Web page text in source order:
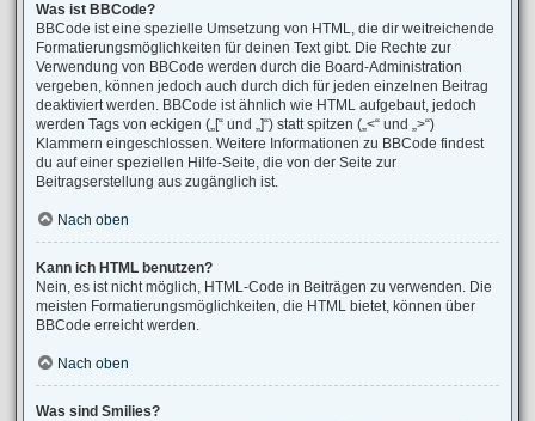
Was ist BBCode?
BBCode ist eine spezielle Umsetzung von HTML, die dir weitreichende
Formatierungsmöglichkeiten für deinen Text gibt. Die Rechte zur
Verwendung von BBCode werden durch die Board-Administration
vergeben, können jedoch auch durch dich für jeden einzelnen Beitrag
deaktiviert werden. BBCode ist ähnlich wie HTML aufgebaut, jedoch
werden Tags von eckigen („[“ und „]“) statt spitzen („<“ und „>“)
Klammern eingeschlossen. Weitere Informationen zu BBCode findest
du auf einer speziellen Hilfe-Seite, die von der Seite zur
Beitragserstellung aus zugänglich ist.
Nach oben
Kann ich HTML benutzen?
Nein, es ist nicht möglich, HTML-Code in Beiträgen zu verwenden. Die
meisten Formatierungsmöglichkeiten, die HTML bietet, können über
BBCode erreicht werden.
Nach oben
Was sind Smilies?